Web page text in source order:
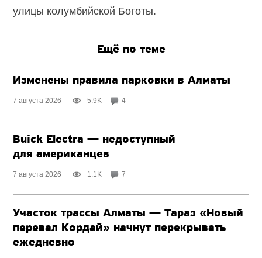
улицы колумбийской Боготы.
Ещё по теме
Изменены правила парковки в Алматы
7 августа 2026 5.9K 4
Buick Electra — недоступный
для американцев
7 августа 2026 1.1K 7
Участок трассы Алматы — Тараз «Новый
перевал Кордай» начнут перекрывать
ежедневно